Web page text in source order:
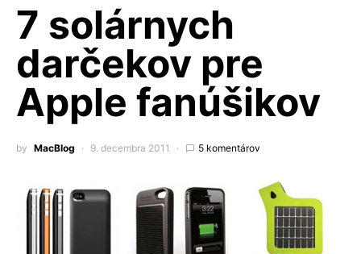
7 solárnych
darčekov pre
Apple fanúšikov
by MacBlog 9. decembra 2011 5 komentárov